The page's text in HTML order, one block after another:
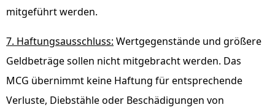
mitgeführt werden.
7. Haftungsausschluss: Wertgegenstände und größere
Geldbeträge sollen nicht mitgebracht werden. Das
MCG übernimmt keine Haftung für entsprechende
Verluste, Diebstähle oder Beschädigungen von